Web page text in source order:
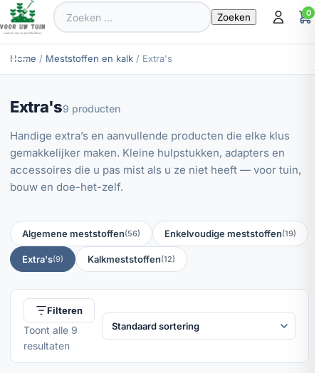
Zoeken
naar:
0
Home / Meststoffen en kalk / Extra's
Extra's9 producten
Handige extra’s en aanvullende producten die elke klus
gemakkelijker maken. Kleine hulpstukken, adapters en
accessoires die u pas mist als u ze niet heeft — voor tuin,
bouw en doe-het-zelf.
Algemene meststoffen(56) Enkelvoudige meststoffen(19)
Extra's(9) Kalkmeststoffen(12)
Filteren
Toont alle 9
resultaten